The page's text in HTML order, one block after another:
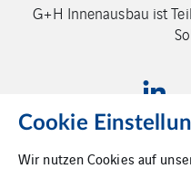
G+H Innenausbau ist
Cookie
Wir nutzen Cookies auf